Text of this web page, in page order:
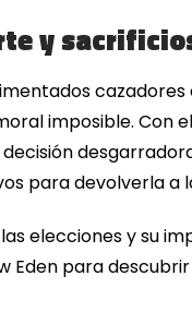
y
imposible.
para devolverla a
elecciones y su
Eden para